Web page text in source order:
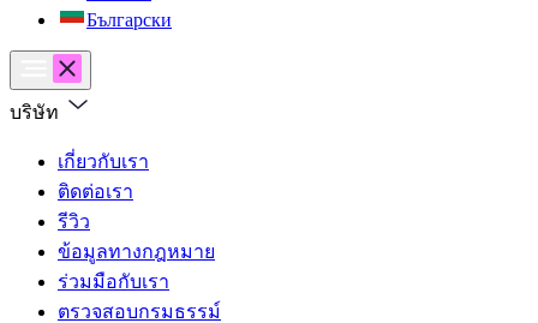
Български
บริษัท
เกี่ยวกับเรา
ติดต่อเรา
รีวิว
ข้อมูลทางกฎหมาย
ร่วมมือกับเรา
ตรวจสอบกรมธรรม์